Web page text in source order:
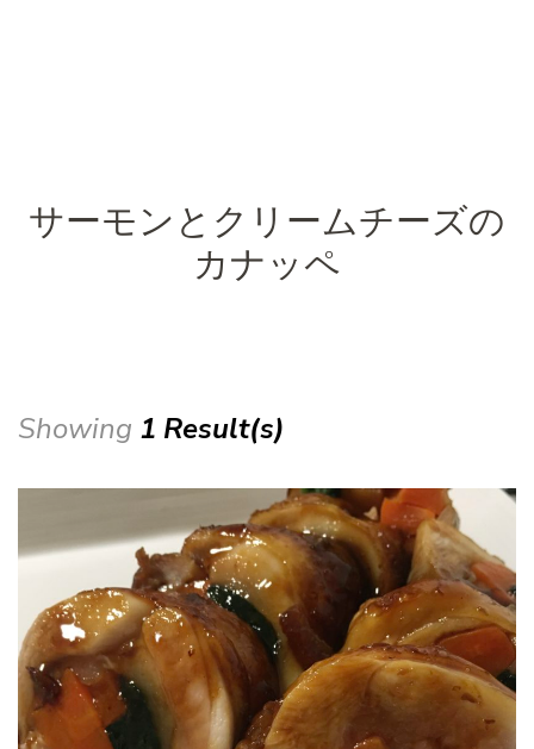
サーモンとクリームチーズの
カナッペ
Showing 1 Result(s)